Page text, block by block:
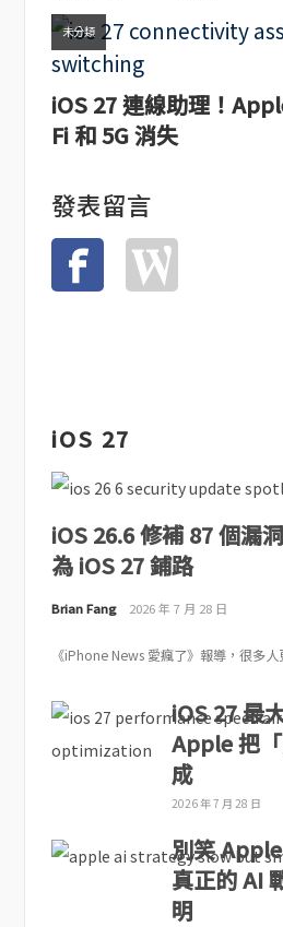
未分類
iOS 27 連線助理！
Fi 和 5G 消失
發表留言
iOS 27
iOS 26.6 修補 87 個漏
為 iOS 27 鋪路
Brian Fang 2026 年 7 月 28 日
《iPhone News 愛瘋了》報導，很多人
iOS 27 最
Apple 把
成
2026 年 7 月 28 日
別笑
真正的 AI
明